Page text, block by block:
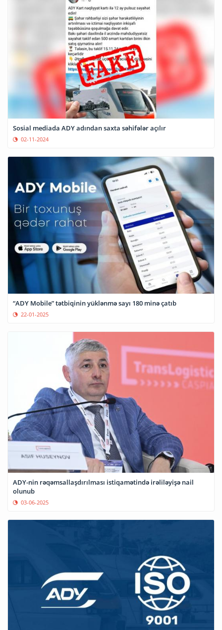
Sosial mediada ADY adından saxta səhifələr açılır
02-11-2024
“ADY Mobile” tətbiqinin yüklənmə sayı 180 minə çatıb
22-01-2025
ADY-nin rəqəmsallaşdırılması istiqamətində irəliləyişə nail
olunub
03-06-2025